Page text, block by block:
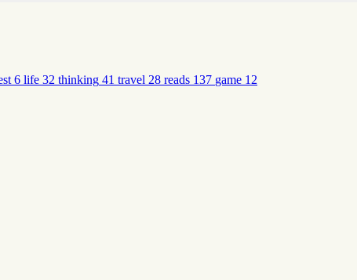
6 life 32 thinking 41 travel 28 reads 137 game 12